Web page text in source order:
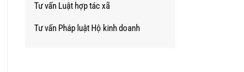
Tư vấn Luật hợp tác xã
Tư vấn Pháp luật Hộ kinh doanh